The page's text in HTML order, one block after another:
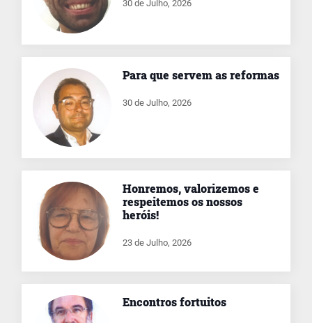
30 de Julho, 2026
Para que servem as reformas
30 de Julho, 2026
Honremos, valorizemos e
respeitemos os nossos
heróis!
23 de Julho, 2026
Encontros fortuitos